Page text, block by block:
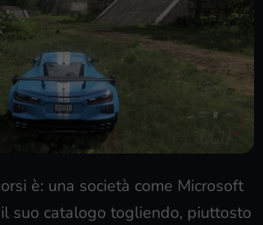
è: una società come Microsoft
suo catalogo togliendo, piuttosto